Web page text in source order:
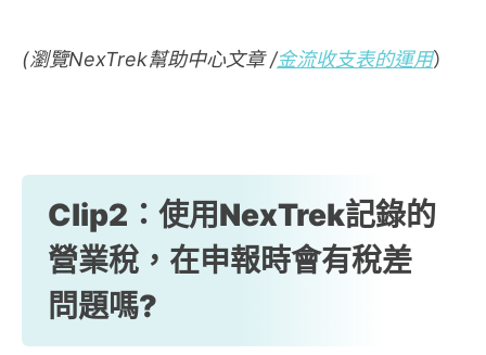
(瀏覽NexTrek幫助中心文章 /金流收支表的運用）
Clip2：使用NexTrek記錄的
營業稅，在申報時會有稅差
問題嗎?